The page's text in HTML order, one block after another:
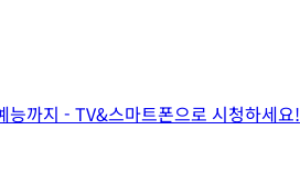
까지 - TV&스마트폰으로 시청하세요!